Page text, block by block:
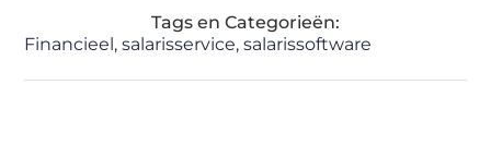
Tags en Categorieën:
Financieel,salarisservice,salarissoftware